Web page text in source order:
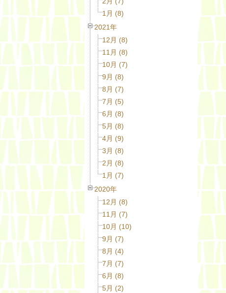
1月 (8)
2021年
12月 (8)
11月 (8)
10月 (7)
9月 (8)
8月 (7)
7月 (5)
6月 (8)
5月 (8)
4月 (9)
3月 (8)
2月 (8)
1月 (7)
2020年
12月 (8)
11月 (7)
10月 (10)
9月 (7)
8月 (4)
7月 (7)
6月 (8)
5月 (2)